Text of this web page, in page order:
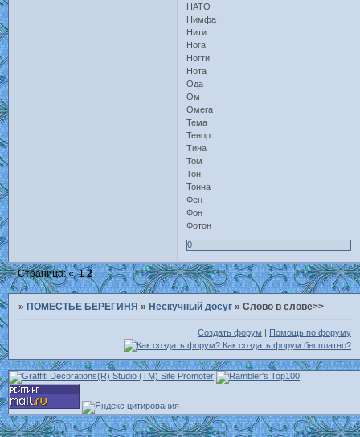
НАТО
Нимфа
Нити
Нога
Ногти
Нота
Ода
Ом
Омега
Тема
Тенор
Тина
Том
Тон
Тонна
Фен
Фон
Фотон
0
Страница:« 1 2
» ПОМЕСТЬЕ БЕРЕГИНЯ » Нескучный досуг »Слово в слове>>
Создать форум | Помощь по форуму